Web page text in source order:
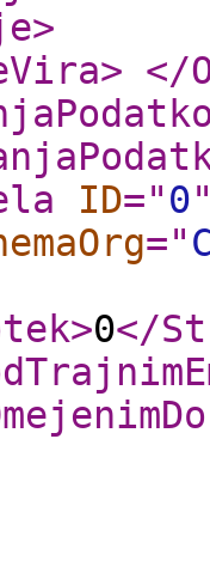
>
> </
ID="0
="
>0</